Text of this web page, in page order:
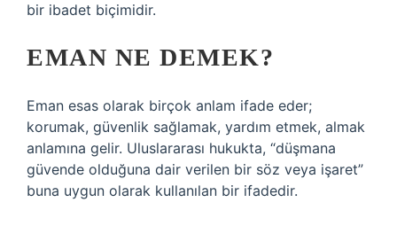
bir ibadet biçimidir.
EMAN NE DEMEK?
Eman esas olarak birçok anlam ifade eder;
korumak, güvenlik sağlamak, yardım etmek, almak
anlamına gelir. Uluslararası hukukta, “düşmana
güvende olduğuna dair verilen bir söz veya işaret”
buna uygun olarak kullanılan bir ifadedir.